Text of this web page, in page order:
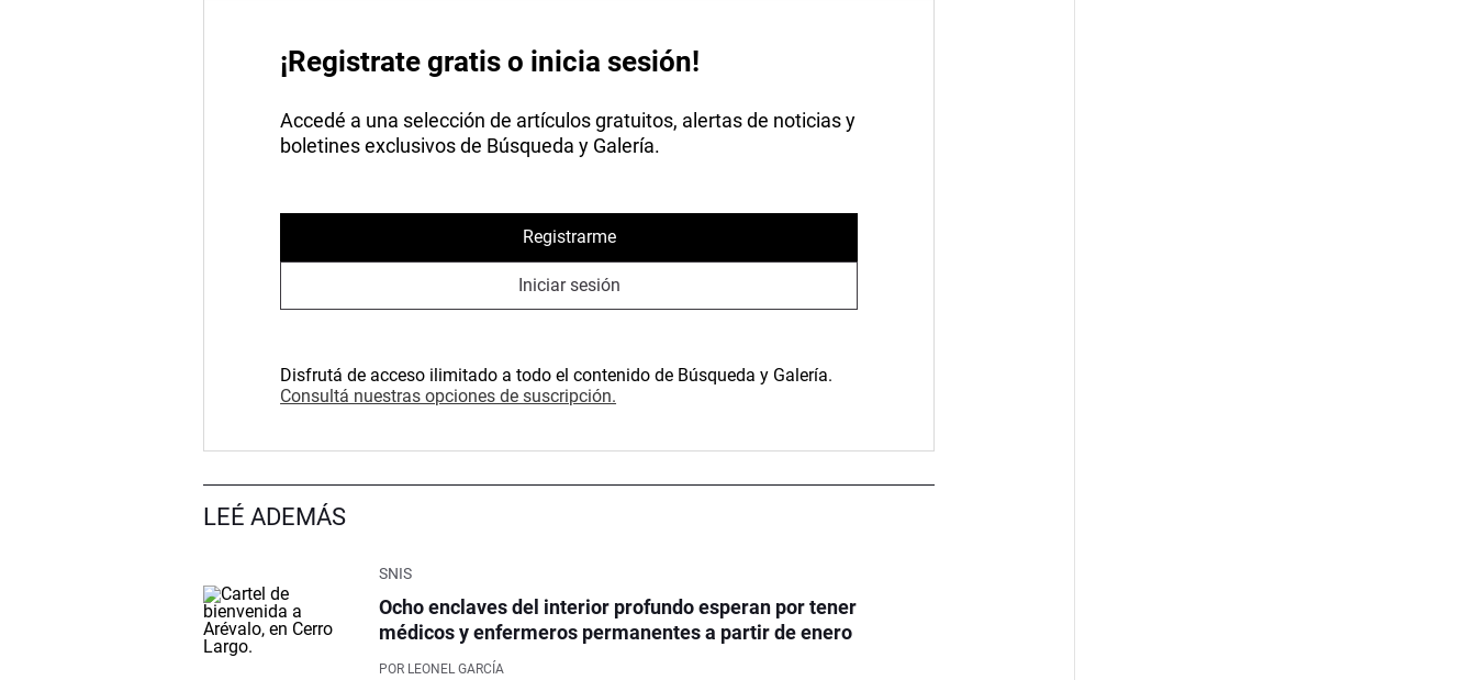
¡Registrate gratis o inicia sesión!
Accedé a una selección de artículos gratuitos, alertas de noticias y
boletines exclusivos de Búsqueda y Galería.
Registrarme
Iniciar sesión
Disfrutá de acceso ilimitado a todo el contenido de Búsqueda y Galería.
Consultá nuestras opciones de suscripción.
LEÉ ADEMÁS
SNIS
Ocho enclaves del interior profundo esperan por tener
médicos y enfermeros permanentes a partir de enero
POR LEONEL GARCÍA